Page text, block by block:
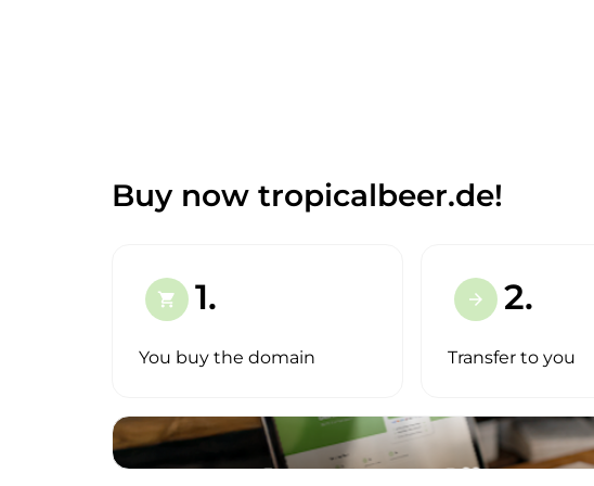
Buy now tropicalbeer.de!
shopping_cart 1.
You buy the domain
arrow_forward 2.
Transfer to you